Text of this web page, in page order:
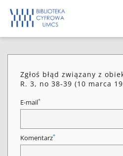
Zgłoś błąd związany z
R. 3, no 38-39 (10 marca
E-mail*
Komentarz*